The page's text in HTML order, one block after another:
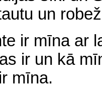
un
ir mīna ar
ir un kā
mīna.